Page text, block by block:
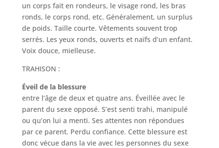
un corps fait en rondeurs, le visage rond, les bras
ronds, le corps rond, etc. Généralement, un surplus
de poids. Taille courte. Vêtements souvent trop
serrés. Les yeux ronds, ouverts et naïfs d’un enfant.
Voix douce, mielleuse.
TRAHISON :
Éveil de la blessure
entre l’âge de deux et quatre ans. Éveillée avec le
parent du sexe opposé. S’est senti trahi, manipulé
ou qu’on lui a menti. Ses attentes non répondues
par ce parent. Perdu confiance. Cette blessure est
donc vécue dans la vie avec les personnes du sexe